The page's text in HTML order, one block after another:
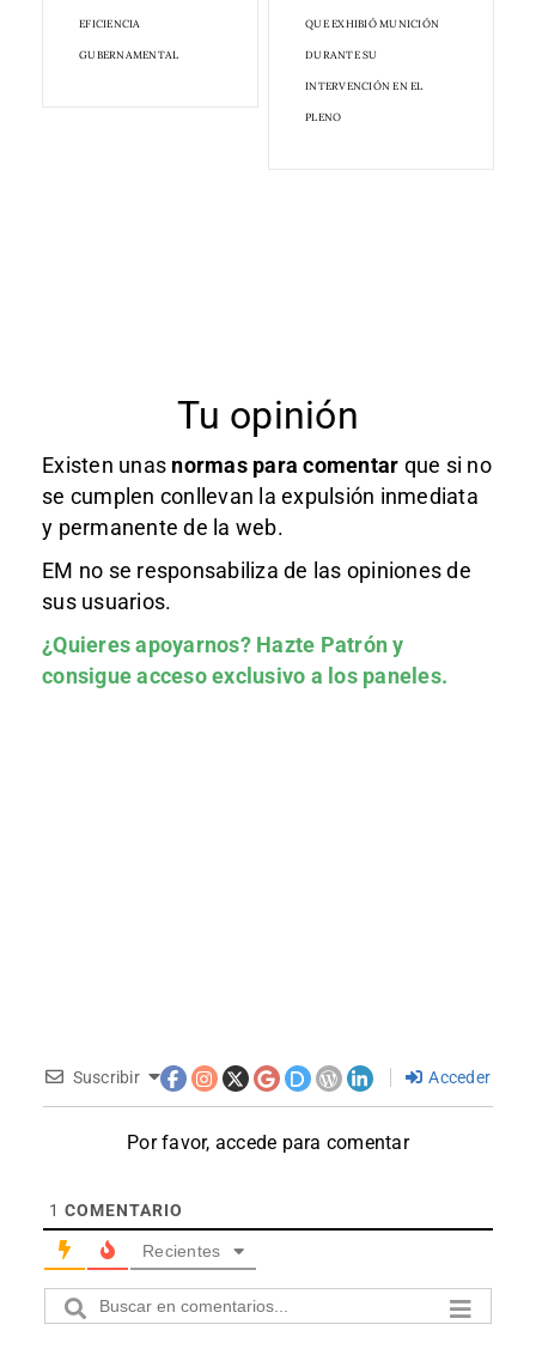
EFICIENCIA
GUBERNAMENTAL
QUE EXHIBIÓ MUNICIÓN
DURANTE SU
INTERVENCIÓN EN EL
PLENO
Tu opinión
Existen unas normas para comentar que si no
se cumplen conllevan la expulsión inmediata
y permanente de la web.
EM no se responsabiliza de las opiniones de
sus usuarios.
¿Quieres apoyarnos? Hazte Patróny
consigue acceso exclusivo a los paneles.
Suscribir Acceder
Por favor, accede para comentar
1 COMENTARIO
Recientes